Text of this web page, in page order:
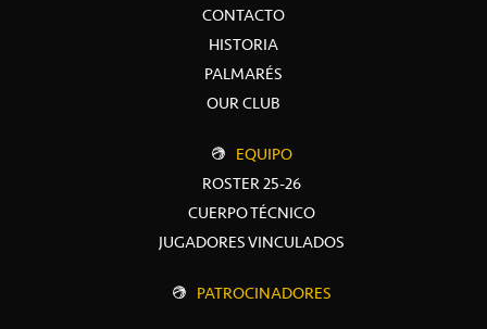
CONTACTO
HISTORIA
PALMARÉS
OUR CLUB
EQUIPO
ROSTER 25-26
CUERPO TÉCNICO
JUGADORES VINCULADOS
PATROCINADORES